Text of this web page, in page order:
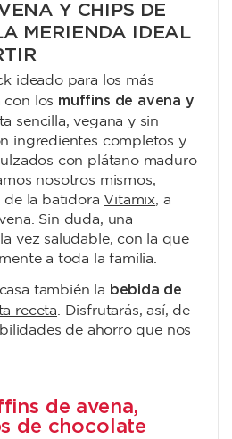
Y CHIPS DE
MERIENDA IDEAL
ideado para los más
con los muffins de avena y
sencilla, vegana y sin
ingredientes completos y
con plátano maduro
nosotros mismos,
de la batidora Vitamix, a
Sin duda, una
vez saludable, con la que
a toda la familia.
también la bebida de
receta. Disfrutarás, así, de
de ahorro que nos
de avena,
de chocolate